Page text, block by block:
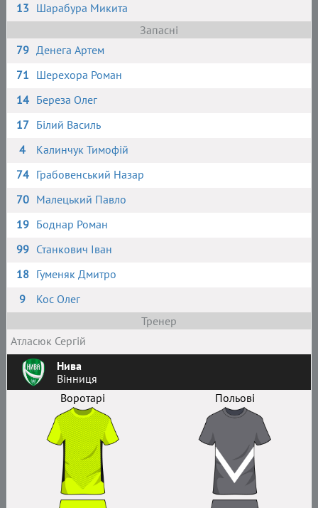
13 Шарабура Микита
Запасні
79 Денега Артем
71 Шерехора Роман
14 Береза Олег
17 Білий Василь
4
Калинчук Тимофій
74 Грабовенський Назар
70 Малецький Павло
19 Боднар Роман
99 Станкович Іван
18 Гуменяк Дмитро
9
Кос Олег
Тренер
Атласюк Сергій
Нива
Вінниця
Воротарі
Польові